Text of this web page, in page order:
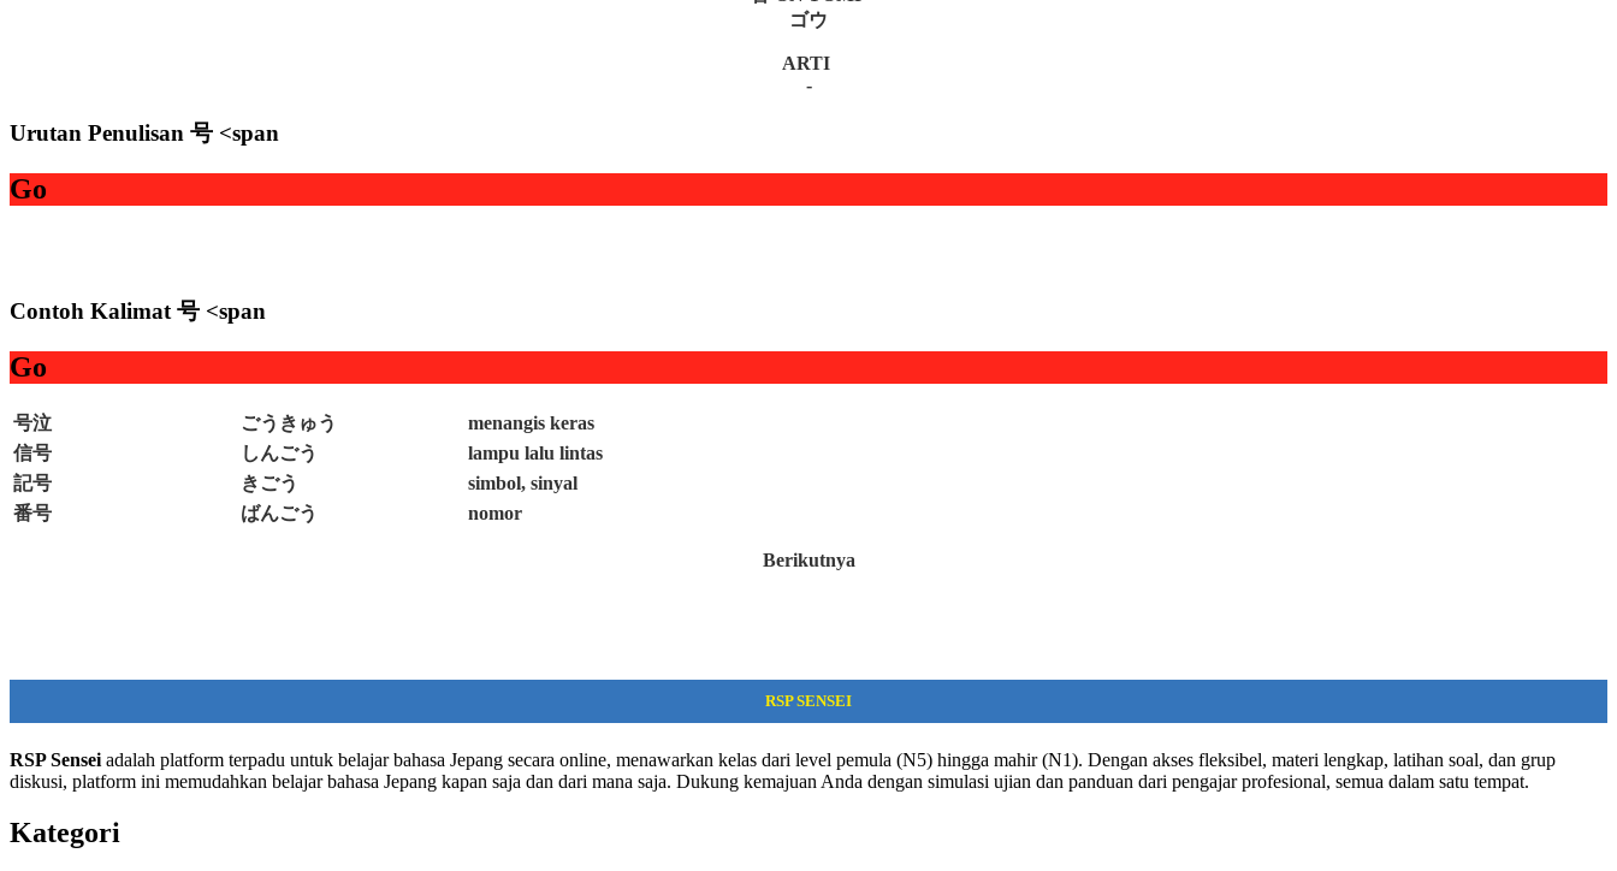
ゴウ
ARTI
-
Urutan Penulisan 号 <span
Go
Contoh Kalimat 号 <span
Go
号泣 ごうきゅう
menangis keras
信号
しんごう
lampu lalu lintas
記号
きごう
simbol, sinyal
番号
ばんごう nomor
Berikutnya
RSP SENSEI
RSP Sensei adalah platform terpadu untuk belajar bahasa Jepang secara online, menawarkan kelas dari level pemula (N5) hingga mahir (N1). Dengan akses fleksibel, materi lengkap, latihan soal, dan grup
diskusi, platform ini memudahkan belajar bahasa Jepang kapan saja dan dari mana saja. Dukung kemajuan Anda dengan simulasi ujian dan panduan dari pengajar profesional, semua dalam satu tempat.
Kategori